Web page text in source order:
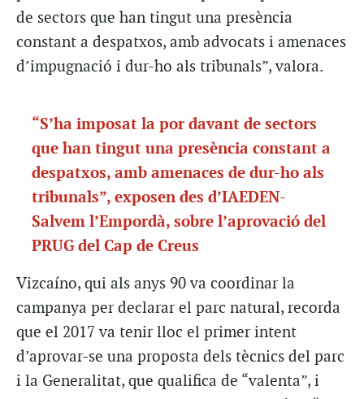
de sectors que han tingut una presència
constant a despatxos, amb advocats i amenaces
d’impugnació i dur-ho als tribunals”, valora.
“S’ha imposat la por davant de sectors
que han tingut una presència constant a
despatxos, amb amenaces de dur-ho als
tribunals”, exposen des d’IAEDEN-
Salvem l’Empordà, sobre l’aprovació del
PRUG del Cap de Creus
Vizcaíno, qui als anys 90 va coordinar la
campanya per declarar el parc natural, recorda
que el 2017 va tenir lloc el primer intent
d’aprovar-se una proposta dels tècnics del parc
i la Generalitat, que qualifica de “valenta”, i